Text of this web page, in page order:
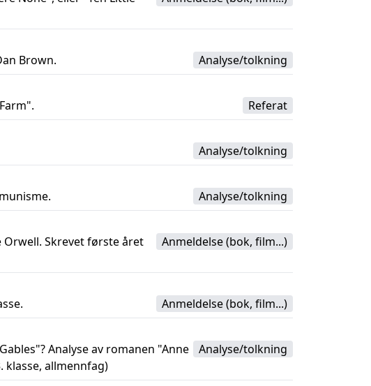
Analyse/tolkning
Brown.
Referat
Analyse/tolkning
Analyse/tolkning
Anmeldelse (bok, film...)
Orwell. Skrevet første året
Anmeldelse (bok, film...)
Analyse/tolkning
Analyse av romanen "Anne
klasse, allmennfag)